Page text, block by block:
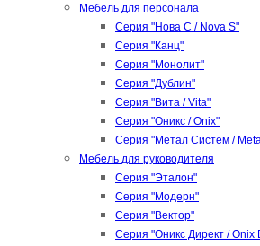
Мебель для персонала
Серия "Нова С / Nova S"
Серия "Канц"
Серия "Монолит"
Серия "Дублин"
Серия "Вита / Vita"
Серия "Оникс / Onix"
Серия "Метал Систем /
Мебель для руководителя
Серия "Эталон"
Серия "Модерн"
Серия "Вектор"
Серия "Оникс Директ / Onix